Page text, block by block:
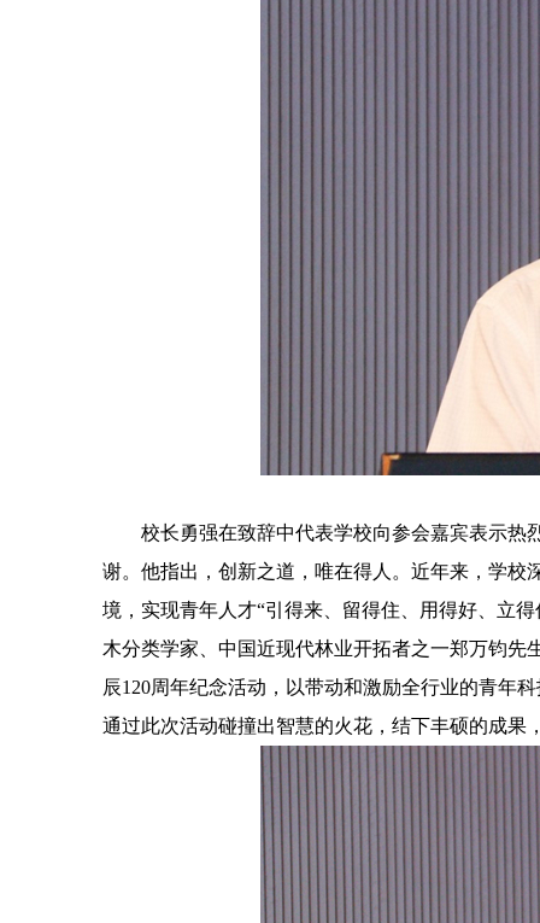
校长勇强在致辞中代表学校向参会嘉宾表示热
谢。他指出，创新之道，唯在得人。近年来，学校
境，实现青年人才“引得来、留得住、用得好、立
木分类学家、中国近现代林业开拓者之一郑万钧
辰120周年纪念活动，以带动和激励全行业的青年
通过此次活动碰撞出智慧的火花，结下丰硕的成